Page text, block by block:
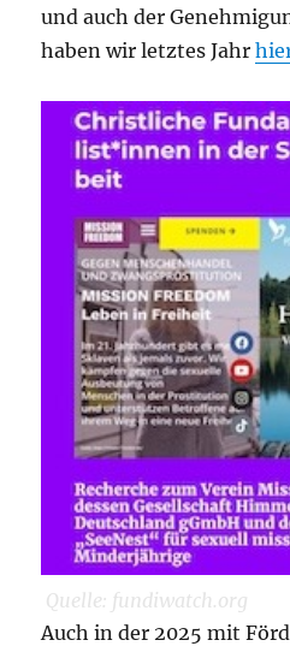
und auch der
haben wir letztes Jahr
Quelle: fundiwatch.org
Auch in der 2025 mit